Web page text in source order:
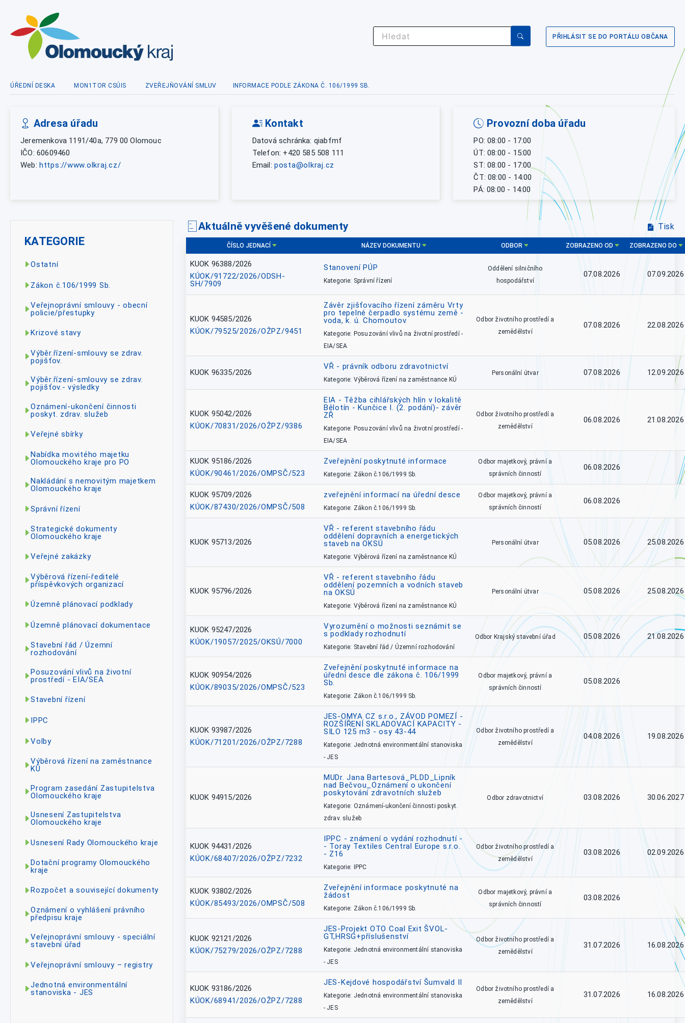
PŘIHLÁSIT SE DO PORTÁLU OBČANA
ÚŘEDNÍ DESKA MON1TOR CSÚIS ZVEŘEJŇOVÁNÍ SMLUV INFORMACE PODLE ZÁKONA Č. 106/1999 SB.
Adresa úřadu
Jeremenkova 1191/40a, 779 00 Olomouc
IČO: 60609460
Web: https://www.olkraj.cz/
Kontakt
Datová schránka: qiabfmf
Telefon: +420 585 508 111
Email: posta@olkraj.cz
Provozní doba úřadu
PO: 08:00 - 17:00
ÚT: 08:00 - 15:00
ST: 08:00 - 17:00
ČT: 08:00 - 14:00
PÁ: 08:00 - 14:00
KATEGORIE
Ostatní
Zákon č.106/1999 Sb.
Veřejnoprávní smlouvy - obecní
policie/přestupky
Krizové stavy
Výběr.řízení-smlouvy se zdrav.
pojišťov.
Výběr.řízení-smlouvy se zdrav.
pojišťov.- výsledky
Oznámení-ukončení činnosti
poskyt. zdrav. služeb
Veřejné sbírky
Nabídka movitého majetku
Olomouckého kraje pro PO
Nakládání s nemovitým majetkem
Olomouckého kraje
Správní řízení
Strategické dokumenty
Olomouckého kraje
Veřejné zakázky
Výběrová řízení-ředitelé
příspěvkových organizací
Územně plánovací podklady
Územně plánovací dokumentace
Stavební řád / Územní
rozhodování
Posuzování vlivů na životní
prostředí - EIA/SEA
Stavební řízení
IPPC
Volby
Výběrová řízení na zaměstnance
KÚ
Program zasedání Zastupitelstva
Olomouckého kraje
Usnesení Zastupitelstva
Olomouckého kraje
Usnesení Rady Olomouckého kraje
Dotační programy Olomouckého
kraje
Rozpočet a související dokumenty
Oznámení o vyhlášení právního
předpisu kraje
Veřejnoprávní smlouvy - speciální
stavební úřad
Veřejnoprávní smlouvy – registry
Jednotná environmentální
stanoviska - JES
Aktuálně vyvěšené dokumenty Tisk
ČÍSLO JEDNACÍ NÁZEV DOKUMENTU ODBOR ZOBRAZENO OD ZOBRAZENO DO
KUOK 96388/2026
KÚOK/91722/2026/ODSH-
SH/7909
Stanovení PÚP
Kategorie: Správní řízení
Oddělení silničního
hospodářství
07.08.2026 07.09.2026
KUOK 94585/2026
KÚOK/79525/2026/OŽPZ/9451
Závěr zjišťovacího řízení záměru Vrty
pro tepelné čerpadlo systému země -
voda, k. ú. Chomoutov
Kategorie: Posuzování vlivů na životní prostředí -
EIA/SEA
Odbor životního prostředí a
zemědělství
07.08.2026 22.08.2026
KUOK 96335/2026
VŘ - právník odboru zdravotnictví
Kategorie: Výběrová řízení na zaměstnance KÚ
Personální útvar 07.08.2026 12.09.2026
KUOK 95042/2026
KÚOK/70831/2026/OŽPZ/9386
EIA - Těžba cihlářských hlín v lokalitě
Bělotín - Kunčice I. (2. podání)- závěr
ZŘ
Kategorie: Posuzování vlivů na životní prostředí -
EIA/SEA
Odbor životního prostředí a
zemědělství
06.08.2026 21.08.2026
KUOK 95186/2026
KÚOK/90461/2026/OMPSČ/523
Zveřejnění poskytnuté informace
Kategorie: Zákon č.106/1999 Sb.
Odbor majetkový, právní a
správních činností
06.08.2026
KUOK 95709/2026
KÚOK/87430/2026/OMPSČ/508
zveřejnění informací na úřední desce
Kategorie: Zákon č.106/1999 Sb.
Odbor majetkový, právní a
správních činností
06.08.2026
KUOK 95713/2026
VŘ - referent stavebního řádu
oddělení dopravních a energetických
staveb na OKSÚ
Kategorie: Výběrová řízení na zaměstnance KÚ
Personální útvar 05.08.2026 25.08.2026
KUOK 95796/2026
VŘ - referent stavebního řádu
oddělení pozemních a vodních staveb
na OKSÚ
Kategorie: Výběrová řízení na zaměstnance KÚ
Personální útvar 05.08.2026 25.08.2026
KUOK 95247/2026
KÚOK/19057/2025/OKSÚ/7000
Vyrozumění o možnosti seznámit se
s podklady rozhodnutí
Kategorie: Stavební řád / Územní rozhodování
Odbor Krajský stavební úřad 05.08.2026 21.08.2026
KUOK 90954/2026
KÚOK/89035/2026/OMPSČ/523
Zveřejnění poskytnuté informace na
úřední desce dle zákona č. 106/1999
Sb.
Kategorie: Zákon č.106/1999 Sb.
Odbor majetkový, právní a
správních činností
05.08.2026
KUOK 93987/2026
KÚOK/71201/2026/OŽPZ/7288
JES-OMYA CZ s.r.o., ZÁVOD POMEZÍ -
ROZŠÍŘENÍ SKLADOVACÍ KAPACITY -
SILO 125 m3 - osy 43-44
Kategorie: Jednotná environmentální stanoviska
- JES
Odbor životního prostředí a
zemědělství
04.08.2026 19.08.2026
KUOK 94915/2026
MUDr. Jana Bartesová_PLDD_Lipník
nad Bečvou_Oznámení o ukončení
poskytování zdravotních služeb
Kategorie: Oznámení-ukončení činnosti poskyt.
zdrav. služeb
Odbor zdravotnictví 03.08.2026 30.06.2027
KUOK 94431/2026
KÚOK/68407/2026/OŽPZ/7232
IPPC - známení o vydání rozhodnutí -
- Toray Textiles Central Europe s.r.o.
- Z16
Kategorie: IPPC
Odbor životního prostředí a
zemědělství
03.08.2026 02.09.2026
KUOK 93802/2026
KÚOK/85493/2026/OMPSČ/508
Zveřejnění informace poskytnuté na
žádost
Kategorie: Zákon č.106/1999 Sb.
Odbor majetkový, právní a
správních činností
03.08.2026
KUOK 92121/2026
KÚOK/75279/2026/OŽPZ/7288
JES-Projekt OTO Coal Exit ŠVOL-
GT,HRSG+příslušenství
Kategorie: Jednotná environmentální stanoviska
- JES
Odbor životního prostředí a
zemědělství
31.07.2026 16.08.2026
KUOK 93186/2026
KÚOK/68941/2026/OŽPZ/7288
JES-Kejdové hospodářství Šumvald II
Kategorie: Jednotná environmentální stanoviska
- JES
Odbor životního prostředí a
zemědělství
31.07.2026 16.08.2026